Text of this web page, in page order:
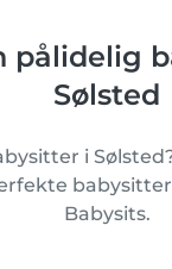
pålidelig
Sølsted
i
Babysits.